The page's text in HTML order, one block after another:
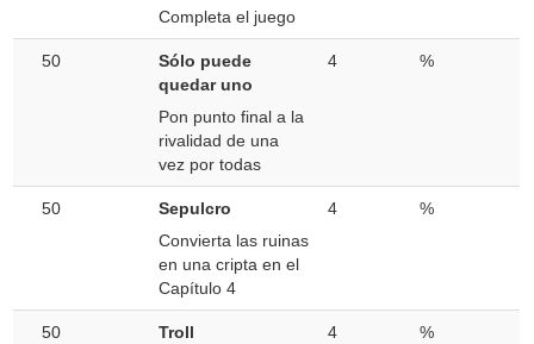
Completa el juego
50
Sólo puede
quedar uno
Pon punto final a la
rivalidad de una
vez por todas
4 %
50
Sepulcro
Convierta las ruinas
en una cripta en el
Capítulo 4
4 %
50
Troll
4 %